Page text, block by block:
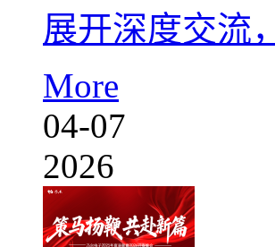
展开深度交
More
04-07
2026